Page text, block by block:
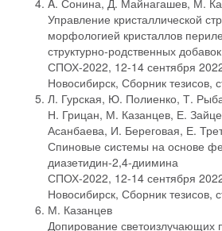
A. Сонина, Д. Майнагашев, М.
Управление кристаллической
морфологией кристаллов
структурно-родственных добавок
СПОХ-2022, 12-14 сентября
Новосибирск, Сборник тезисов,
Л. Гурская, Ю. Полиенко, Т.
Н. Грицан, М. Казанцев, Е.
Асанбаева, И. Береговая, Е.
Спиновые системы на основе
диазетидин-2,4-диимина
СПОХ-2022, 12-14 сентября
Новосибирск, Сборник тезисов,
М. Казанцев
Допирование светоизлучающих